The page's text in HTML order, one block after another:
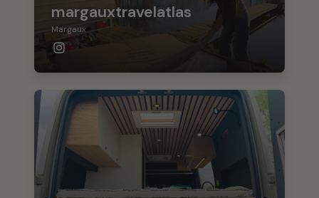
margauxtravelatlas
Margaux